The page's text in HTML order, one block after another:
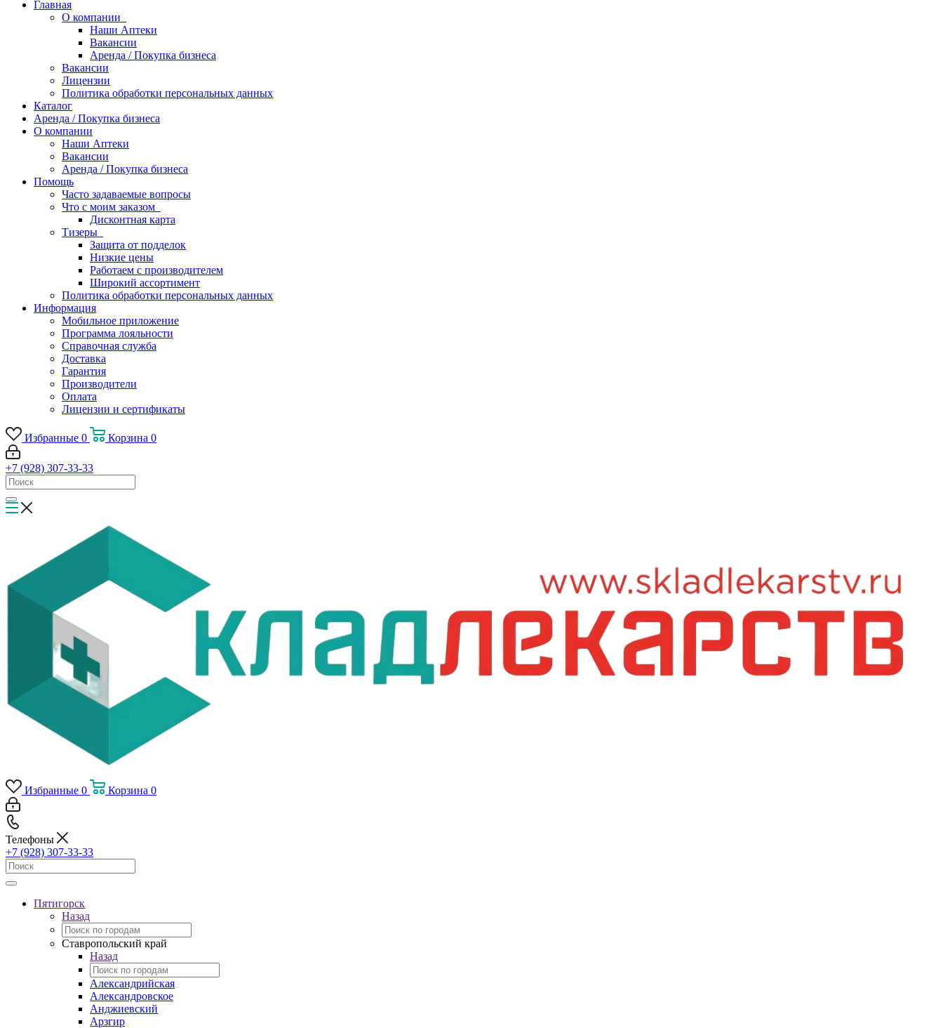
Главная
О компании
Наши Аптеки
Вакансии
Аренда / Покупка бизнеса
Вакансии
Лицензии
Политика обработки персональных данных
Каталог
Аренда / Покупка бизнеса
О компании
Наши Аптеки
Вакансии
Аренда / Покупка бизнеса
Помощь
Часто задаваемые вопросы
Что с моим заказом
Дисконтная карта
Тизеры
Защита от подделок
Низкие цены
Работаем с производителем
Широкий ассортимент
Политика обработки персональных данных
Информация
Мобильное приложение
Программа лояльности
Справочная служба
Доставка
Гарантия
Производители
Оплата
Лицензии и сертификаты
Избранные 0 Корзина 0
+7 (928) 307-33-33
Избранные 0 Корзина 0
Телефоны
+7 (928) 307-33-33
Пятигорск
Назад
Ставропольский край
Назад
Александрийская
Александровское
Анджиевский
Арзгир